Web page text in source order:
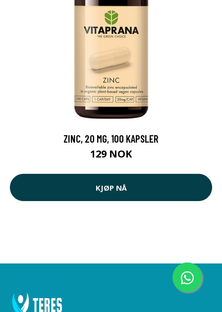
ZINC, 20 MG, 100 KAPSLER
129 NOK
KJØP NÅ